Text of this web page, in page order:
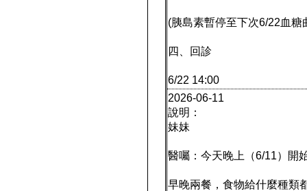
(胰島素暫停至下次6/22血糖
四、回診
6/22 14:00
2026-06-11
說明：
妹妹
醫囑：今天晚上（6/11）開
早晚兩餐，食物給什麼種類